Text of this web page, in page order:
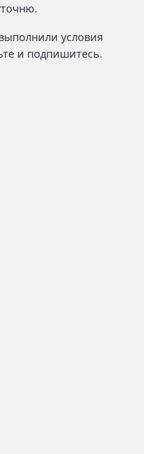
условия
и подпишитесь.